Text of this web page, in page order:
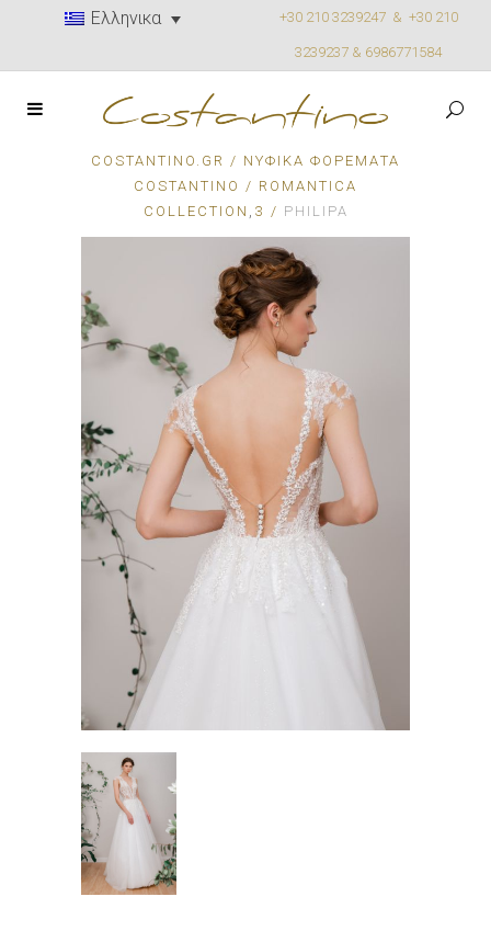
Ελληνικα +30 210 3239247 & +30 210
3239237 & 6986771584
COSTANTINO.GR / ΝΥΦΙΚΆ ΦΟΡΈΜΑΤΑ
COSTANTINO / ROMANTICA
COLLECTION 3 / PHILIPA